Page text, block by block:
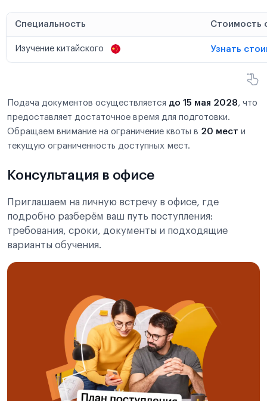
Специальность Стоимость
Изучение китайского Узнать
Подача документов осуществляется до 15 мая 2028 , что
предоставляет достаточное время для подготовки.
Обращаем внимание на ограничение квоты в 20 мест и
текущую ограниченность доступных мест.
Консультация в офисе
Приглашаем на личную встречу в офисе, где
подробно разберём ваш путь поступления:
требования, сроки, документы и подходящие
варианты обучения.